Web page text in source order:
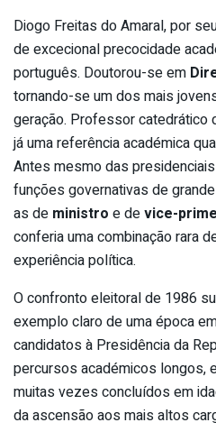
Diogo Freitas do Amaral, por
de excecional precocidade
português. Doutorou-se em
tornando-se um dos mais
geração. Professor catedrático
já uma referência académica
Antes mesmo das
funções governativas de
as de ministro e device-
conferia uma combinação rara
experiência política.
O confronto eleitoral de 1986
exemplo claro de uma época
candidatos à Presidência da
percursos académicos longos,
muitas vezes concluídos em
da ascensão aos mais altos